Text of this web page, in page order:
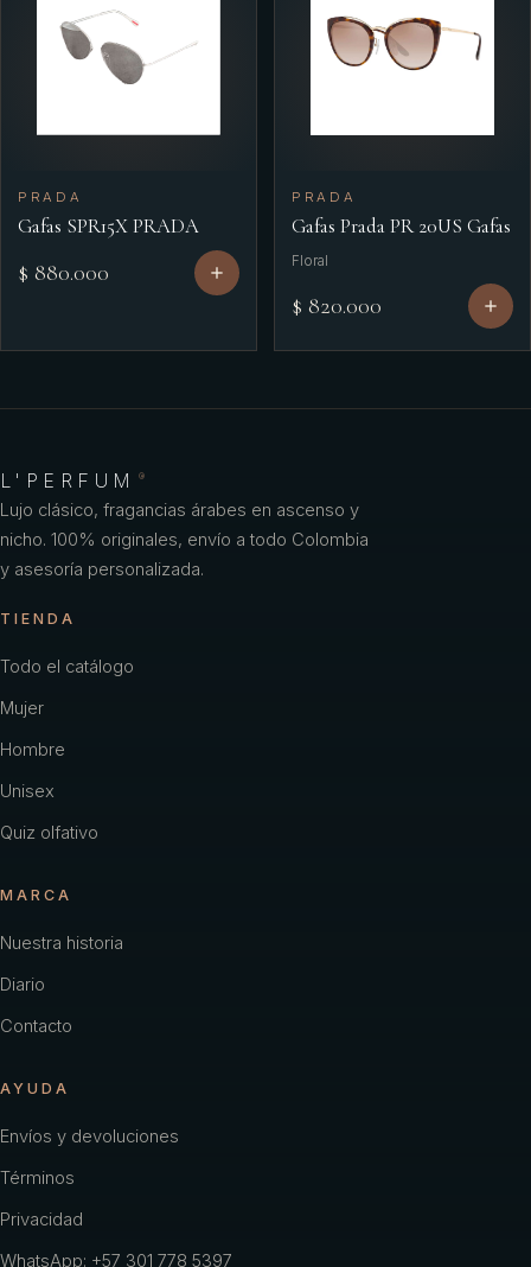
PRADA
Gafas SPR15X PRADA
$ 880.000
PRADA
Gafas Prada PR 20US Gafas
Floral
$ 820.000
L'PERFUM ®
Lujo clásico, fragancias árabes en ascenso y
nicho. 100% originales, envío a todo Colombia
y asesoría personalizada.
TIENDA
Todo el catálogo
Mujer
Hombre
Unisex
Quiz olfativo
MARCA
Nuestra historia
Diario
Contacto
AYUDA
Envíos y devoluciones
Términos
Privacidad
WhatsApp: +57 301 778 5397